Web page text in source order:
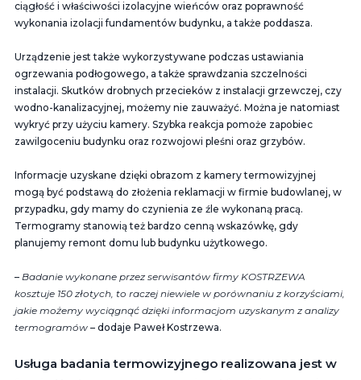
ciągłość i właściwości izolacyjne wieńców oraz poprawność
wykonania izolacji fundamentów budynku, a także poddasza.
Urządzenie jest także wykorzystywane podczas ustawiania
ogrzewania podłogowego, a także sprawdzania szczelności
instalacji. Skutków drobnych przecieków z instalacji grzewczej, czy
wodno-kanalizacyjnej, możemy nie zauważyć. Można je natomiast
wykryć przy użyciu kamery. Szybka reakcja pomoże zapobiec
zawilgoceniu budynku oraz rozwojowi pleśni oraz grzybów.
Informacje uzyskane dzięki obrazom z kamery termowizyjnej
mogą być podstawą do złożenia reklamacji w firmie budowlanej, w
przypadku, gdy mamy do czynienia ze źle wykonaną pracą.
Termogramy stanowią też bardzo cenną wskazówkę, gdy
planujemy remont domu lub budynku użytkowego.
– Badanie wykonane przez serwisantów firmy KOSTRZEWA
kosztuje 150 złotych, to raczej niewiele w porównaniu z korzyściami,
jakie możemy wyciągnąć dzięki informacjom uzyskanym z analizy
termogramów – dodaje Paweł Kostrzewa.
Usługa badania termowizyjnego realizowana jest w